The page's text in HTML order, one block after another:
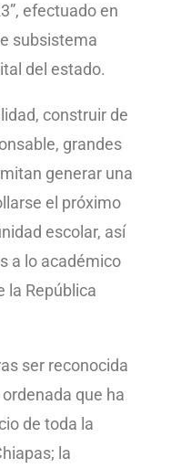
efectuado en
subsistema
del estado.
construir de
grandes
generar una
el próximo
escolar, así
a lo académico
la República
ser reconocida
que ha
de toda la
la